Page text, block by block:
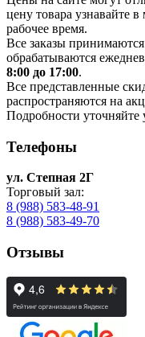
цену товара узнавайте
рабочее время.
Все заказы
обрабатываются
8:00 до 17:00.
Все представленные
распространяются на
Подробности уточняйте
Телефоны
ул. Степная 2Г
Торговый зал:
8 (988) 583-48-91
8 (988) 583-49-70
Отзывы